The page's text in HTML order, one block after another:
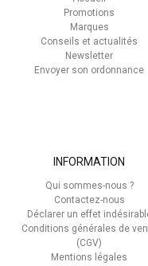
Promotions
Marques
Conseils et actualités
Newsletter
Envoyer son ordonnance
INFORMATION
Qui sommes-nous ?
Contactez-nous
Déclarer un effet
Conditions générales de
(CGV)
Mentions légales